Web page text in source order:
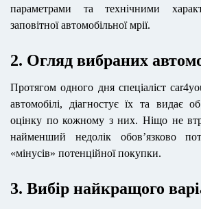
параметрами та технічними
заповітної автомобільної мрії.
2. Огляд вибраних
Протягом одного дня спеціаліст
автомобілі, діагностує їх та видає
оцінку по кожному з них. Ніщо не
найменший недолік обов’язково
«мінусів» потенційної покупки.
3. Вибір найкращого